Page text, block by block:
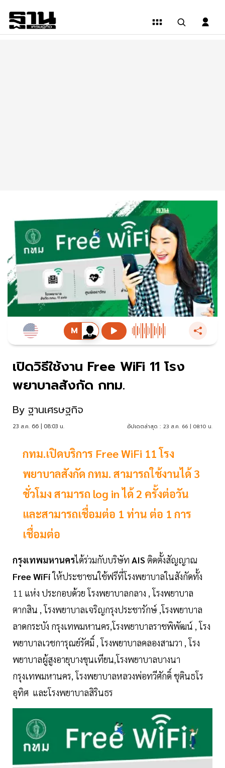
เปิดวิธีใช้งาน Free WiFi 11 โรง
พยาบาลสังกัด กทม.
By ฐานเศรษฐกิจ
23 ส.ค. 66 | 08:03 น. อัปเดตล่าสุด : 23 ส.ค. 66 | 08:10 น.
กทม.เปิดบริการ Free WiFi 11 โรง
พยาบาลสังกัด กทม. สามารถใช้งานได้ 3
ชั่วโมง สามารถ log in ได้ 2 ครั้งต่อวัน
และสามารถเชื่อมต่อ 1 ท่าน ต่อ 1 การ
เชื่อมต่อ
กรุงเทพมหานครได้ร่วมกับบริษัท AIS ติดตั้งสัญญาณ
Free WiFiให้ประชาชนใช้ฟรีที่โรงพยาบาลในสังกัดทั้ง
11 แห่ง ประกอบด้วย โรงพยาบาลกลาง , โรงพยาบาล
ตากสิน , โรงพยาบาลเจริญกรุงประชารักษ์ ,โรงพยาบาล
ลาดกระบัง กรุงเทพมหานคร,โรงพยาบาลราชพิพัฒน์ , โรง
พยาบาลเวชการุณย์รัศมิ์ , โรงพยาบาลคลองสามวา , โรง
พยาบาลผู้สูงอายุบางขุนเทียน,โรงพยาบาลบางนา
กรุงเทพมหานคร, โรงพยาบาลหลวงพ่อทวีศักดิ์ ชุตินธโร
อุทิศ และโรงพยาบาลสิรินธร